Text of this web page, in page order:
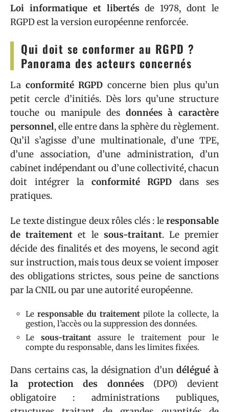
Loi informatique et libertés de 1978, dont le
RGPD est la version européenne renforcée.
Qui doit se conformer au RGPD ?
Panorama des acteurs concernés
La conformité RGPD concerne bien plus qu’un
petit cercle d’initiés. Dès lors qu’une structure
touche ou manipule des données à caractère
personnel, elle entre dans la sphère du règlement.
Qu’il s’agisse d’une multinationale, d’une TPE,
d’une association, d’une administration, d’un
cabinet indépendant ou d’une collectivité, chacun
doit intégrer la conformité RGPD dans ses
pratiques.
Le texte distingue deux rôles clés : leresponsable
de traitement et le sous-traitant. Le premier
décide des finalités et des moyens, le second agit
sur instruction, mais tous deux se voient imposer
des obligations strictes, sous peine de sanctions
par la CNIL ou par une autorité européenne.
Leresponsable du traitementpilote la collecte, la
gestion, l’accès ou la suppression des données.
Le sous-traitant assure le traitement pour le
compte du responsable, dans les limites fixées.
Dans certains cas, la désignation d’undélégué à
la protection des données (DPO) devient
obligatoire : administrations publiques,